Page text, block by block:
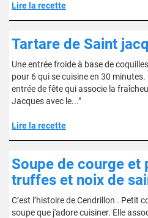
Lire la recette
Tartare de Saint
Une entrée froide à base de
pour 6 qui se cuisine en 30
entrée de fête qui associe la
Jacques avec le..."
Lire la recette
Soupe de courge et
truffes et noix de
C’est l’histoire de Cendrillon . Petit
soupe que j'adore cuisiner. Elle